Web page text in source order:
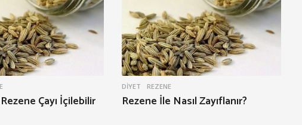
Çayı İçilebilir
DIYET REZENE
Rezene İle Nasıl Zayıflanır?